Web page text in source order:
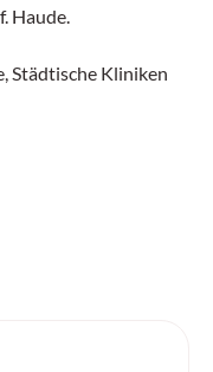
Haude.
Städtische Kliniken